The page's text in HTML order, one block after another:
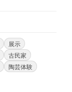
展示
古民家
陶芸体験